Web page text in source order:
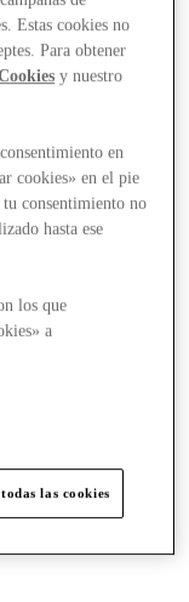
Estas cookies no
Para obtener
y nuestro
en
cookies» en el pie
consentimiento no
hasta ese
los que
a
las cookies